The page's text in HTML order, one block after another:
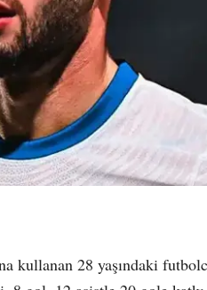
kullanan 28 yaşındaki